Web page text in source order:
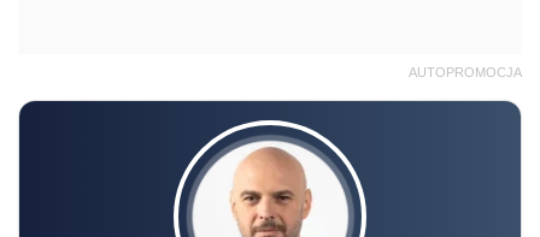
AUTOPROMOCJA